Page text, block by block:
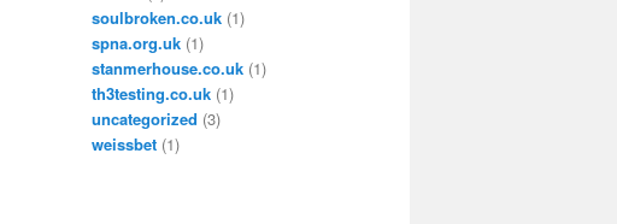
soulbroken.co.uk (1)
spna.org.uk (1)
stanmerhouse.co.uk (1)
th3testing.co.uk (1)
uncategorized (3)
weissbet (1)